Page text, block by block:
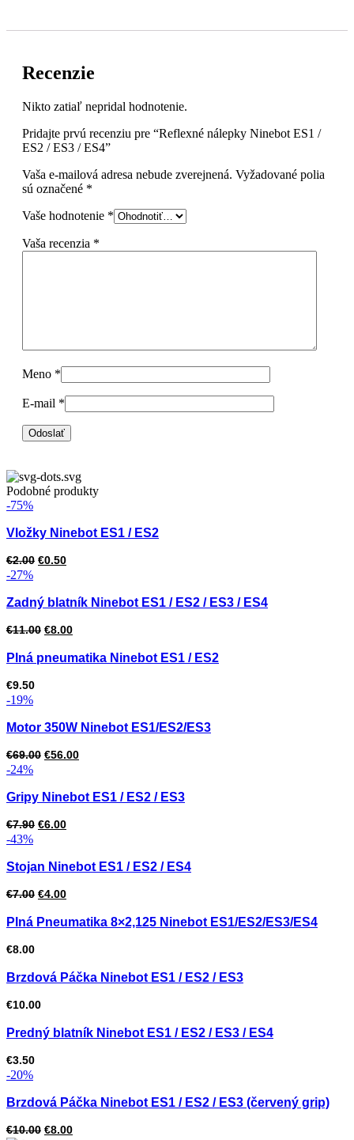
Recenzie
Nikto zatiaľ nepridal hodnotenie.
Pridajte prvú recenziu pre “Reflexné nálepky Ninebot ES1 /
ES2 / ES3 / ES4”
Vaša e-mailová adresa nebude zverejnená. Vyžadované polia
sú označené *
Vaše hodnotenie *
Vaša recenzia *
Meno *
E-mail *
Podobné produkty
-75%
Vložky Ninebot ES1 / ES2
€2.00 Pôvodná
bola:
€0.50Aktuálna
je:
-27%
Zadný blatník Ninebot ES1 / ES2 / ES3 / ES4
€11.00 Pôvodná
bola:
€8.00Aktuálna
je:
Plná pneumatika Ninebot ES1 / ES2
€9.50
-19%
Motor 350W Ninebot ES1/ES2/ES3
€69.00 Pôvodná
bola:
€56.00Aktuálna
je:
-24%
Gripy Ninebot ES1 / ES2 / ES3
€7.90 Pôvodná
bola:
€6.00Aktuálna
je:
-43%
Stojan Ninebot ES1 / ES2 / ES4
€7.00 Pôvodná
bola:
€4.00Aktuálna
je:
Plná Pneumatika 8×2,125 Ninebot ES1/ES2/ES3/ES4
€8.00
Brzdová Páčka Ninebot ES1 / ES2 / ES3
€10.00
Predný blatník Ninebot ES1 / ES2 / ES3 / ES4
€3.50
-20%
Brzdová Páčka Ninebot ES1 / ES2 / ES3 (červený grip)
€10.00 Pôvodná
€8.00Aktuálna